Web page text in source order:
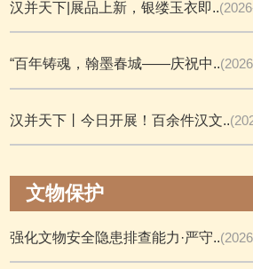
汉并天下|展品上新，银缕玉衣即..
“百年铸魂，翰墨春城——庆祝中..
汉并天下丨今日开展！百余件汉文..
文物保护
强化文物安全隐患排查能力·严守..